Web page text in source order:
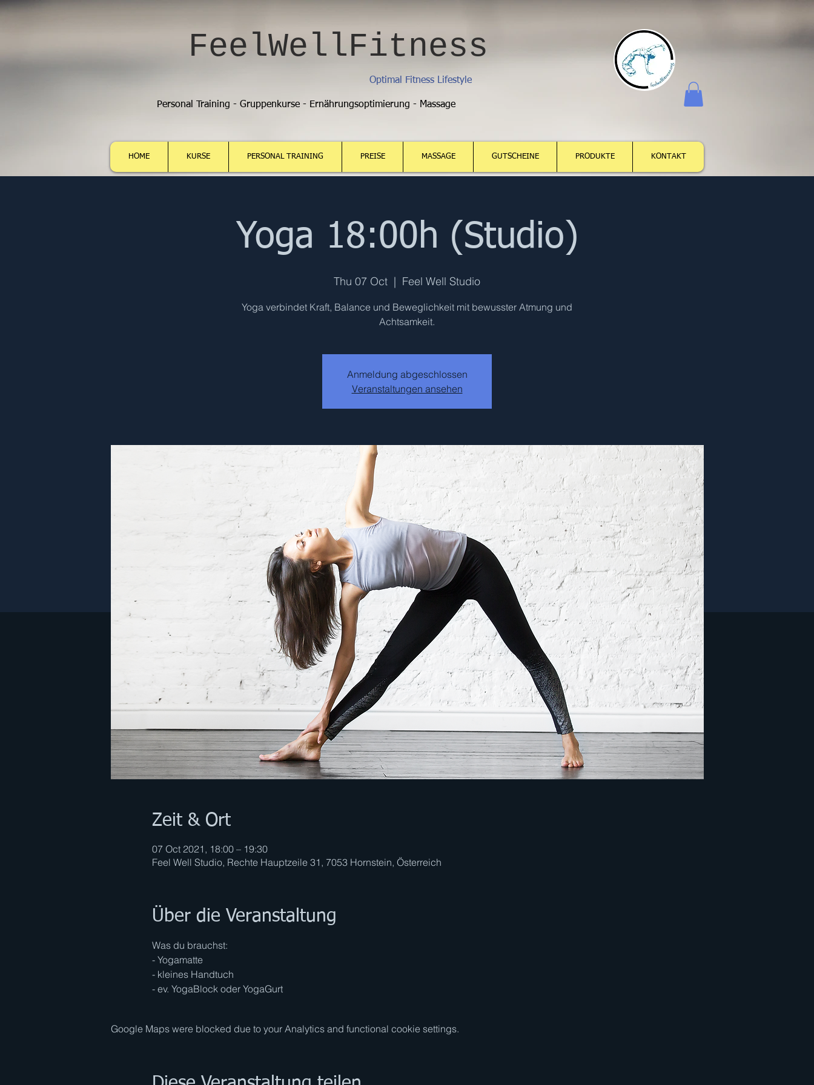
Optimal Fitness Lifestyle
FeelWellFitness
Personal Training - Gruppenkurse - Ernährungsoptimierung - Massage
Log In
HOME KURSE PERSONAL TRAINING PREISE MASSAGE GUTSCHEINE PRODUKTE KONTAKT
Yoga 18:00h (Studio)
Thu 07 Oct
  |
Feel Well Studio
Yoga verbindet Kraft, Balance und Beweglichkeit mit bewusster Atmung und
Achtsamkeit.
Anmeldung abgeschlossen
Veranstaltungen ansehen
Zeit & Ort
07 Oct 2021, 18:00 – 19:30
Feel Well Studio, Rechte Hauptzeile 31, 7053 Hornstein, Österreich
Über die Veranstaltung
Was du brauchst:
- Yogamatte
- kleines Handtuch
- ev. YogaBlock oder YogaGurt
Google Maps were blocked due to your Analytics and functional cookie settings.